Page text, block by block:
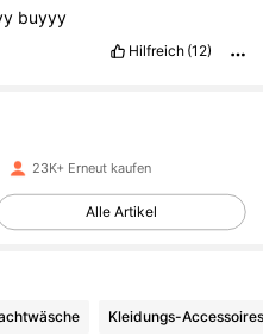
buyyy
Hilfreich (12)
23K+ Erneut kaufen
Alle Artikel
Kleidungs-Accessoires